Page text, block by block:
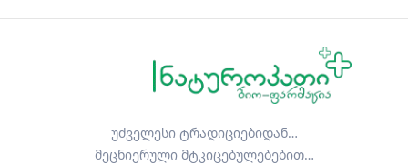
უძველესი ტრადიციებიდან…
მეცნიერული მტკიცებულებებით…